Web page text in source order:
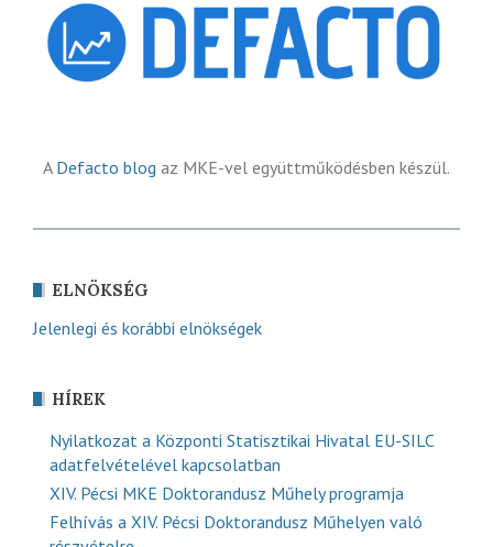
A Defacto blog az MKE-vel együttműködésben készül.
ELNÖKSÉG
Jelenlegi és korábbi elnökségek
HÍREK
Nyilatkozat a Központi Statisztikai Hivatal EU-SILC
adatfelvételével kapcsolatban
XIV. Pécsi MKE Doktorandusz Műhely programja
Felhívás a XIV. Pécsi Doktorandusz Műhelyen való